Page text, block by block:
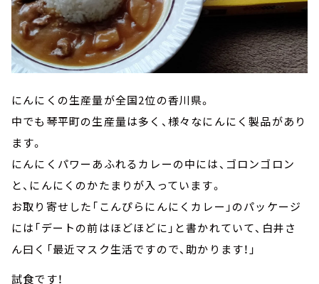
にんにくの生産量が全国2位の香川県。
中でも琴平町の生産量は多く、様々なにんにく製品があり
ます。
にんにくパワーあふれるカレーの中には、ゴロンゴロン
と、にんにくのかたまりが入っています。
お取り寄せした「こんぴらにんにくカレー」のパッケージ
には「デートの前はほどほどに」と書かれていて、白井さ
ん曰く「最近マスク生活ですので、助かります！」
試食です！